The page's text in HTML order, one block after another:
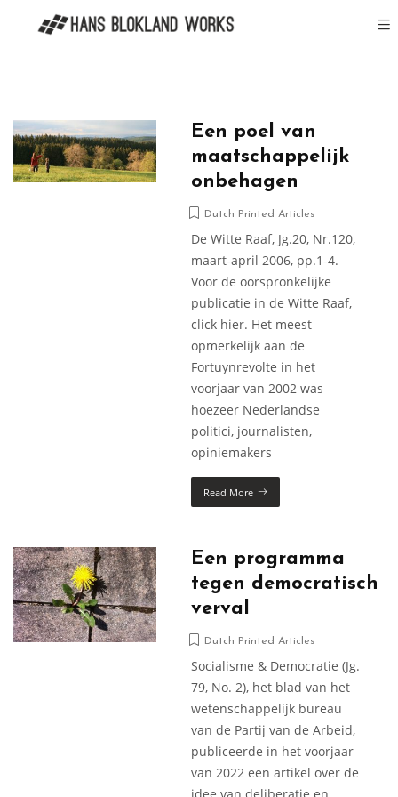
Een poel van
maatschappelijk
onbehagen
Dutch Printed Articles
De Witte Raaf, Jg.20, Nr.120,
maart-april 2006, pp.1-4.
Voor de oorspronkelijke
publicatie in de Witte Raaf,
click hier. Het meest
opmerkelijk aan de
Fortuynrevolte in het
voorjaar van 2002 was
hoezeer Nederlandse
politici, journalisten,
opiniemakers
Read More
Een programma
tegen democratisch
verval
Dutch Printed Articles
Socialisme & Democratie (Jg.
79, No. 2), het blad van het
wetenschappelijk bureau
van de Partij van de Arbeid,
publiceerde in het voorjaar
van 2022 een artikel over de